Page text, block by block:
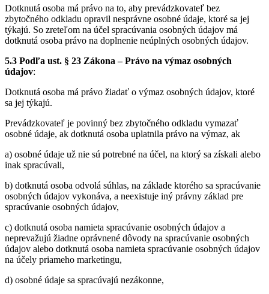
Dotknutá osoba má právo na to, aby prevádzkovateľ bez
zbytočného odkladu opravil nesprávne osobné údaje, ktoré sa jej
týkajú. So zreteľom na účel spracúvania osobných údajov má
dotknutá osoba právo na doplnenie neúplných osobných údajov.
5.3 Podľa ust. § 23 Zákona – Právo na výmaz osobných
údajov:
Dotknutá osoba má právo žiadať o výmaz osobných údajov, ktoré
sa jej týkajú.
Prevádzkovateľ je povinný bez zbytočného odkladu vymazať
osobné údaje, ak dotknutá osoba uplatnila právo na výmaz, ak
a) osobné údaje už nie sú potrebné na účel, na ktorý sa získali alebo
inak spracúvali,
b) dotknutá osoba odvolá súhlas, na základe ktorého sa spracúvanie
osobných údajov vykonáva, a neexistuje iný právny základ pre
spracúvanie osobných údajov,
c) dotknutá osoba namieta spracúvanie osobných údajov a
neprevažujú žiadne oprávnené dôvody na spracúvanie osobných
údajov alebo dotknutá osoba namieta spracúvanie osobných údajov
na účely priameho marketingu,
d) osobné údaje sa spracúvajú nezákonne,